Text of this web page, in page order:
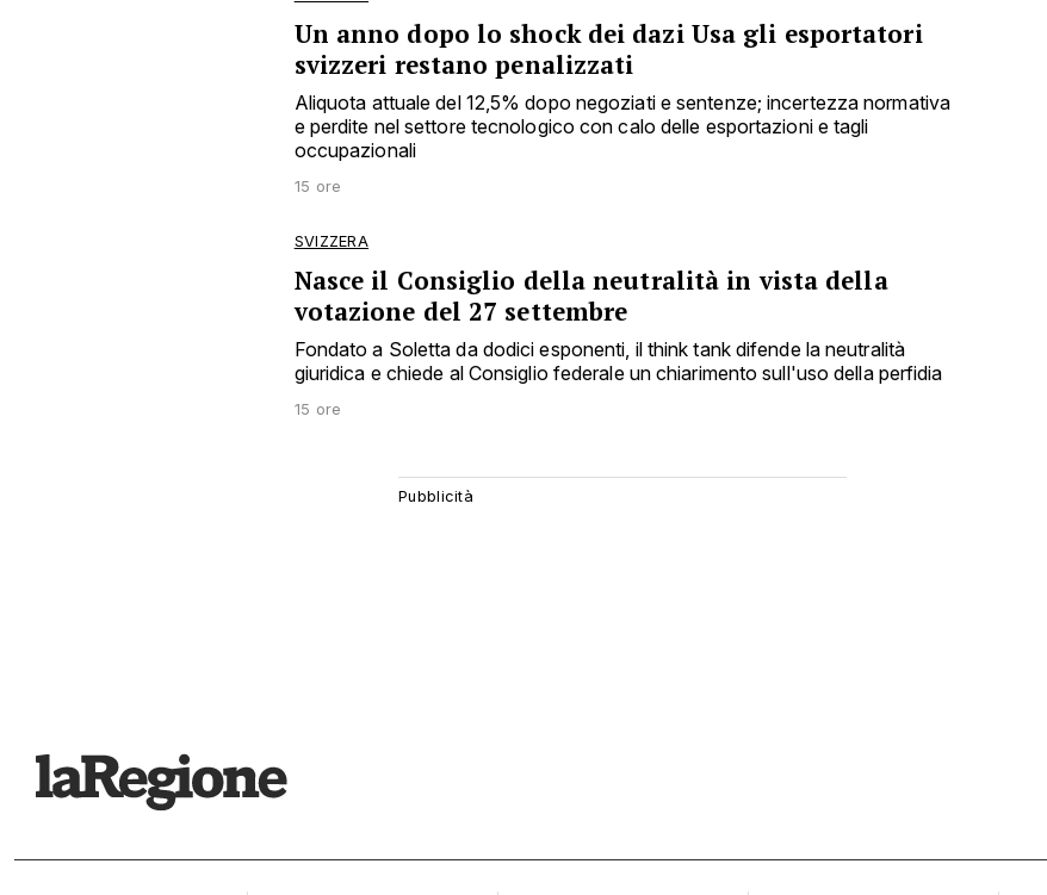
Un anno dopo lo shock dei dazi Usa gli esportatori
svizzeri restano penalizzati
Aliquota attuale del 12,5% dopo negoziati e sentenze; incertezza normativa
e perdite nel settore tecnologico con calo delle esportazioni e tagli
occupazionali
15 ore
SVIZZERA
Nasce il Consiglio della neutralità in vista della
votazione del 27 settembre
Fondato a Soletta da dodici esponenti, il think tank difende la neutralità
giuridica e chiede al Consiglio federale un chiarimento sull'uso della perfidia
15 ore